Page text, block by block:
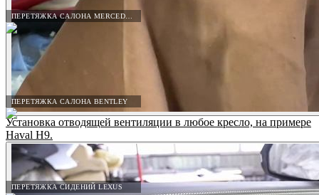
ПЕРЕТЯЖКА САЛОНА BENTLEY
ПЕРЕТЯЖКА СИДЕНИЙ LEXUS
Установка отводящей вентиляции в любое кресло, на примере
Haval H9.